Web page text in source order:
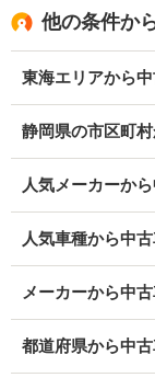
他の条件か
東海エリアから
静岡県の市区町
人気メーカーか
人気車種から中
メーカーから中
都道府県から中